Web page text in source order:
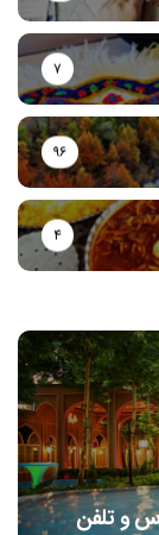
۷
۹۶
۴
و تلفن